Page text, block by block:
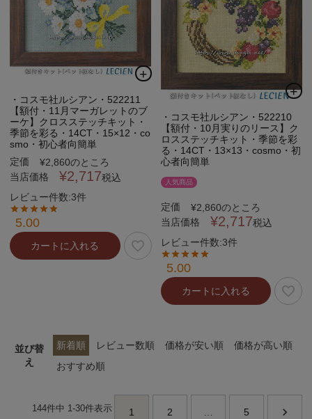
・コスモ社ルシアン・522211
【額付・11月マーガレットのブ
ーケ】クロスステッチキット・
季節を彩る・14CT・15×12・co
smo・初心者向簡単
定価
¥2,860のところ
当店価格
¥2,717税込
レビュー件数:3件
5.00
カートに入れる
・コスモ社ルシアン・522210
【額付・10月実りのリース】ク
ロスステッチキット・季節を彩
る・14CT・13×13・cosmo・初
心者向簡単
人気商品
定価 ¥2,860のところ
当店価格
¥2,717税込
レビュー件数:3件
5.00
カートに入れる
並び替
え
新着順 レビュー数順 価格が安い順
価格が高い順
おすすめ順
144件中 1-30件表示 1 2 … 5